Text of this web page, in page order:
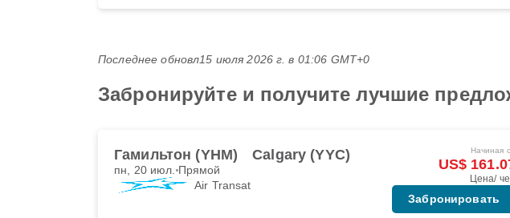
Последнее обновл15 июля 2026 г. в 01:06 GMT+0
Забронируйте и получите лучшие
Гамильтон (YHM) Calgary (YYC)
пн, 20 июл. Прямой
Air Transat
Начиная
US$
Цена/
Забронировать